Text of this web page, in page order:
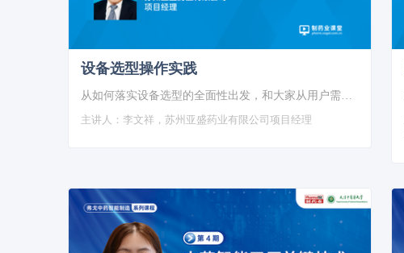
设备选型操作实践
主讲人： 李文祥，苏州亚盛药业有限公司项目经理